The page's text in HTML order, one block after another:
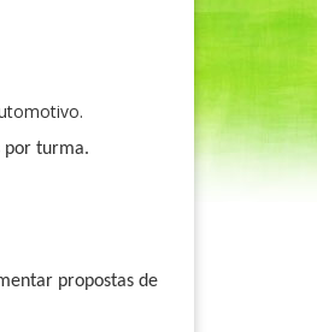
por turma.
propostas de